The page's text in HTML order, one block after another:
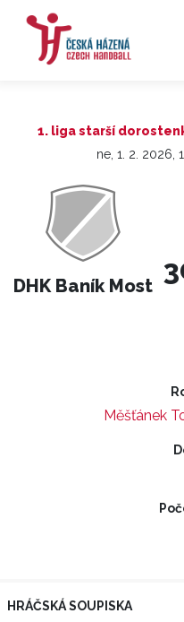
1. liga starší
ne, 1. 2. 2026,
DHK Baník Most
Měšťánek
HRÁČSKÁ SOUPISKA